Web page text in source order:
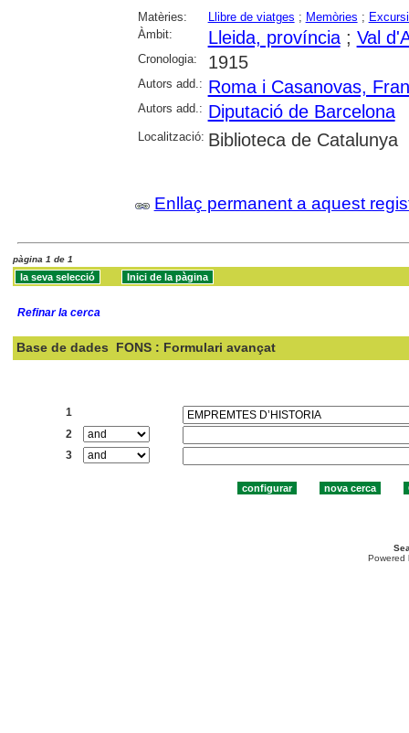
Matèries: Llibre de viatges ; Memòries ;
Àmbit:
Lleida, província; Val
Cronologia: 1915
Autors add.: Roma i Casanovas,
Autors add.: Diputació de Barcelona
Localització: Biblioteca de Catalunya
Enllaç permanent a aquest
pàgina 1 de 1
Refinar la cerca
Base de dades FONS : Formulari avançat
1
2
3
Powered